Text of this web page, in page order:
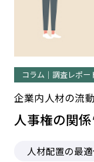
コラム｜調査レポー
企業内人材の流
人事権の関
人材配置の最